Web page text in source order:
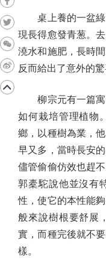
桌上養的一盆綠
現長得愈發青葱。
澆水和施肥，長時
反而給出了意外的驚
柳宗元有一篇寓
如何栽培管理植物
鄉，以種樹為業，
早又多，當時長安
儘管偷偷仿效也趕
郭橐駝說他並沒有
性，使它的本性能
般來說樹根要舒展
實，而種完後就不
樣。